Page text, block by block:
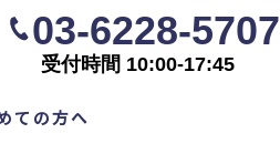
03-6228-5707
受付時間 10:00-17:45
ての方へ